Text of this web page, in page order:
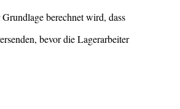
berechnet wird, dass
bevor die Lagerarbeiter